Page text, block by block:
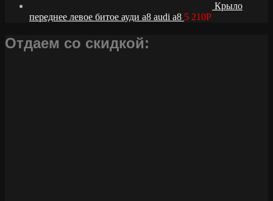
Крыло
переднее левое битое ауди а8 audi a8 5 210Р
Отдаем со скидкой: